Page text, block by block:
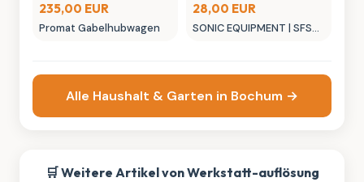
235,00 EUR
Promat Gabelhubwagen
28,00 EUR
SONIC EQUIPMENT | SFS
Alle Haushalt & Garten in Bochum →
🛒 Weitere Artikel von Werkstatt-auflösung